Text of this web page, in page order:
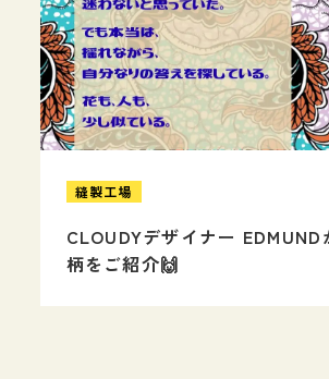
縫製工場
CLOUDYデザイナー
柄をご紹介🙌